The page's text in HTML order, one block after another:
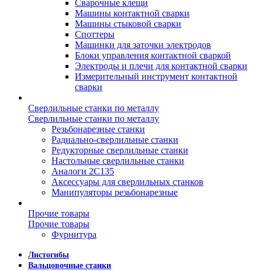
Сварочные клещи
Машины контактной сварки
Машины стыковой сварки
Споттеры
Машинки для заточки электродов
Блоки управления контактной сваркой
Электроды и плечи для контактной сварки
Измерительный инструмент контактной
сварки
Сверлильные станки по металлу
Сверлильные станки по металлу
Резьбонарезные станки
Радиально-сверлильные станки
Редукторные сверлильные станки
Настольные сверлильные станки
Аналоги 2С135
Аксессуары для сверлильных станков
Манипуляторы резьбонарезные
Прочие товары
Прочие товары
Фурнитура
Листогибы
Вальцовочные станки